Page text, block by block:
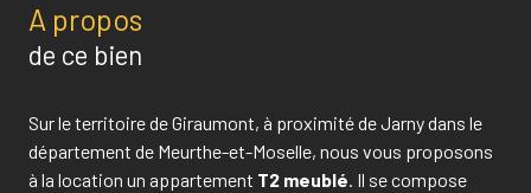
A propos
de ce bien
Sur le territoire de Giraumont, à proximité de Jarny dans le
département de Meurthe-et-Moselle, nous vous proposons
à la location un appartement T2 meublé. Il se compose